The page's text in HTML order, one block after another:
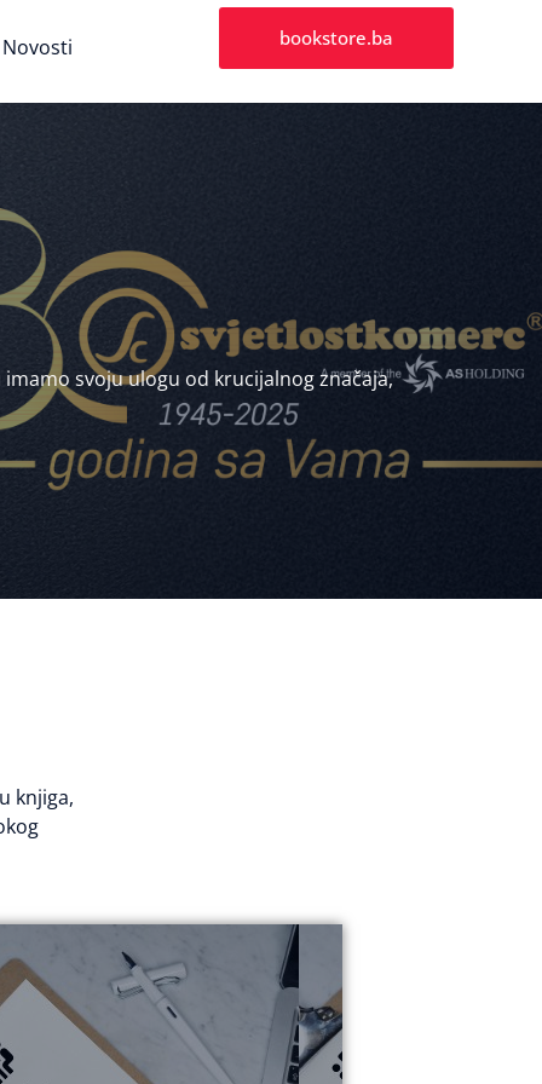
Novosti bookstore.ba
svoju ulogu od krucijalnog značaja,
knjiga,
predan, kompetentan, motiviran i
tim kojem će imperativ biti
razvoj Svjetlostkomerca d.d.